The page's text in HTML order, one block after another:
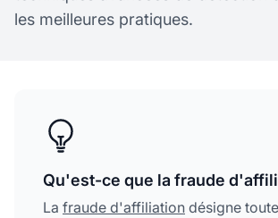
les meilleures pratiques.
Qu'est-ce que la fraude
La fraude d'affiliation désigne